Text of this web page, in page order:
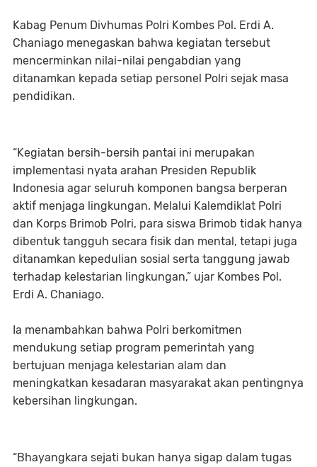
Kabag Penum Divhumas Polri Kombes Pol. Erdi A.
Chaniago menegaskan bahwa kegiatan tersebut
mencerminkan nilai-nilai pengabdian yang
ditanamkan kepada setiap personel Polri sejak masa
pendidikan.
“Kegiatan bersih-bersih pantai ini merupakan
implementasi nyata arahan Presiden Republik
Indonesia agar seluruh komponen bangsa berperan
aktif menjaga lingkungan. Melalui Kalemdiklat Polri
dan Korps Brimob Polri, para siswa Brimob tidak hanya
dibentuk tangguh secara fisik dan mental, tetapi juga
ditanamkan kepedulian sosial serta tanggung jawab
terhadap kelestarian lingkungan,” ujar Kombes Pol.
Erdi A. Chaniago.
Ia menambahkan bahwa Polri berkomitmen
mendukung setiap program pemerintah yang
bertujuan menjaga kelestarian alam dan
meningkatkan kesadaran masyarakat akan pentingnya
kebersihan lingkungan.
“Bhayangkara sejati bukan hanya sigap dalam tugas